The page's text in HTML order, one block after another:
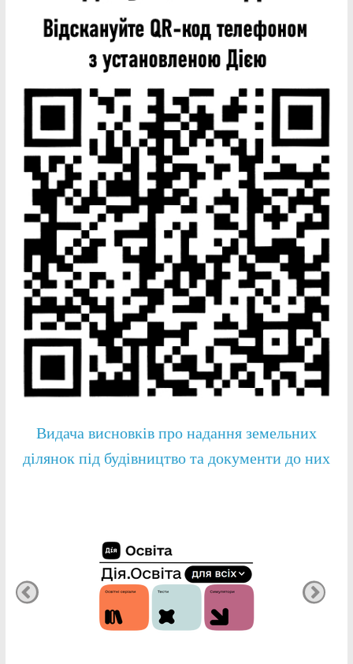
Видача висновків про надання земельних
ділянок під будівництво та документи до них